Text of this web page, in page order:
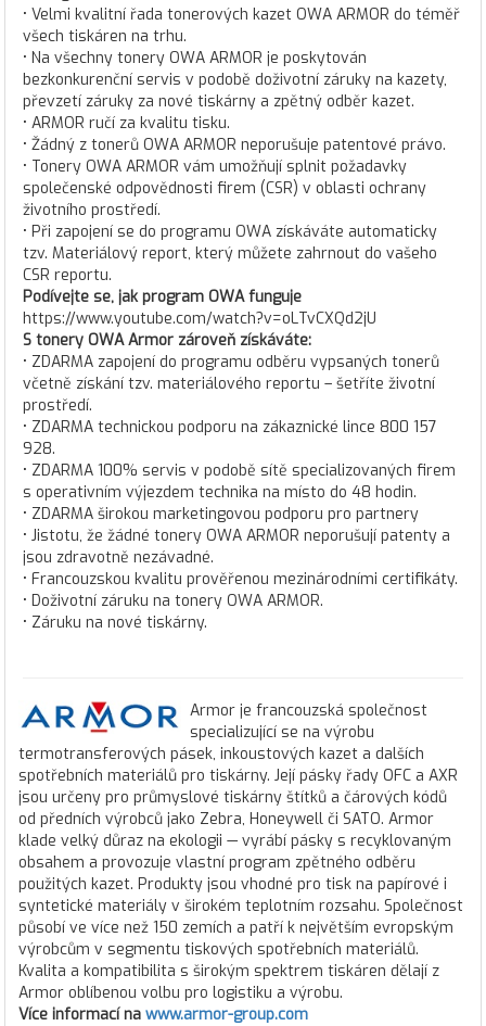
• Velmi kvalitní řada tonerových kazet OWA ARMOR do téměř
všech tiskáren na trhu.
• Na všechny tonery OWA ARMOR je poskytován
bezkonkurenční servis v podobě doživotní záruky na kazety,
převzetí záruky za nové tiskárny a zpětný odběr kazet.
• ARMOR ručí za kvalitu tisku.
• Žádný z tonerů OWA ARMOR neporušuje patentové právo.
• Tonery OWA ARMOR vám umožňují splnit požadavky
společenské odpovědnosti firem (CSR) v oblasti ochrany
životního prostředí.
• Při zapojení se do programu OWA získáváte automaticky
tzv. Materiálový report, který můžete zahrnout do vašeho
CSR reportu.
Podívejte se, jak program OWA funguje
https://www.youtube.com/watch?v=oLTvCXQd2jU
S tonery OWA Armor zároveň získáváte:
• ZDARMA zapojení do programu odběru vypsaných tonerů
včetně získání tzv. materiálového reportu – šetříte životní
prostředí.
• ZDARMA technickou podporu na zákaznické lince 800 157
928.
• ZDARMA 100% servis v podobě sítě specializovaných firem
s operativním výjezdem technika na místo do 48 hodin.
• ZDARMA širokou marketingovou podporu pro partnery
• Jistotu, že žádné tonery OWA ARMOR neporušují patenty a
jsou zdravotně nezávadné.
• Francouzskou kvalitu prověřenou mezinárodními certifikáty.
• Doživotní záruku na tonery OWA ARMOR.
• Záruku na nové tiskárny.
Armor je francouzská společnost
specializující se na výrobu
termotransferových pásek, inkoustových kazet a dalších
spotřebních materiálů pro tiskárny. Její pásky řady OFC a AXR
jsou určeny pro průmyslové tiskárny štítků a čárových kódů
od předních výrobců jako Zebra, Honeywell či SATO. Armor
klade velký důraz na ekologii — vyrábí pásky s recyklovaným
obsahem a provozuje vlastní program zpětného odběru
použitých kazet. Produkty jsou vhodné pro tisk na papírové i
syntetické materiály v širokém teplotním rozsahu. Společnost
působí ve více než 150 zemích a patří k největším evropským
výrobcům v segmentu tiskových spotřebních materiálů.
Kvalita a kompatibilita s širokým spektrem tiskáren dělají z
Armor oblíbenou volbu pro logistiku a výrobu.
Více informací na www.armor-group.com